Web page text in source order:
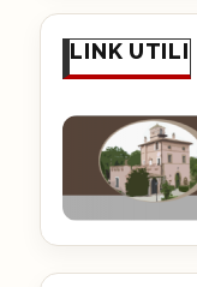
LINK UTILI